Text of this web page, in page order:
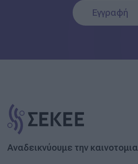
Εγγραφή
Αναδεικνύουμε την καινοτομια